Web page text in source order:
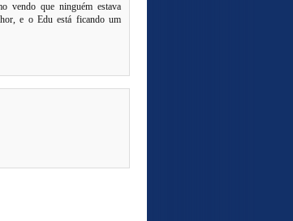
vendo que ninguém estava
e o Edu está ficando um